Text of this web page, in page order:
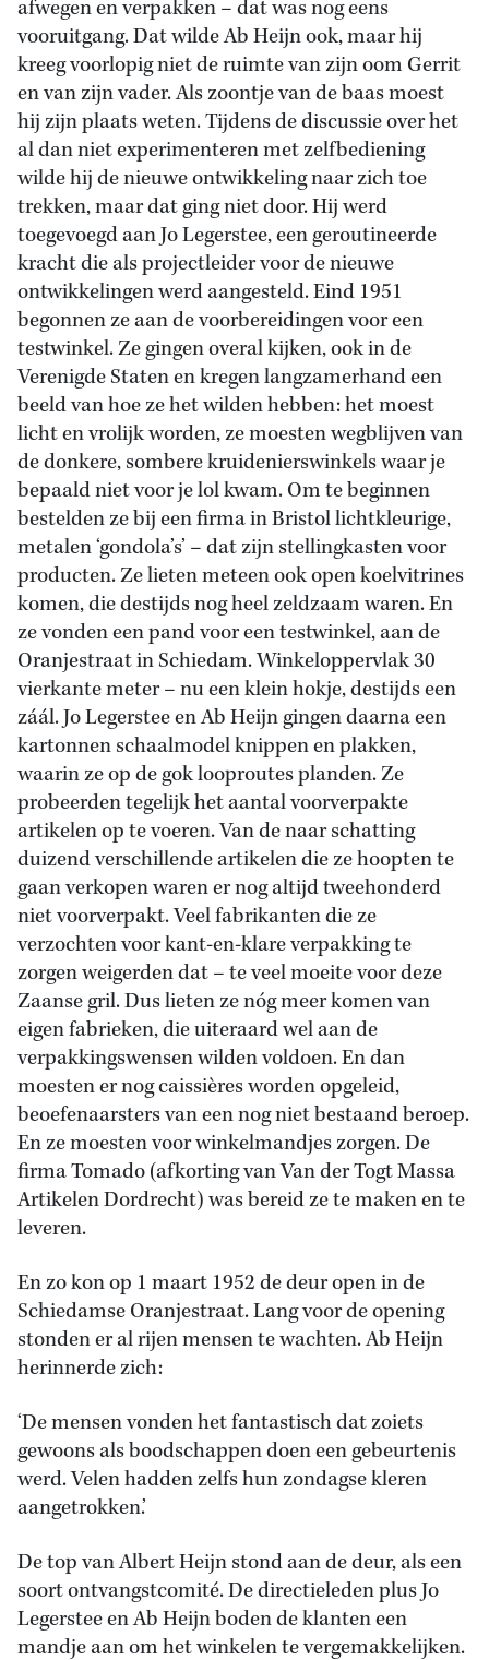
afwegen en verpakken – dat was nog eens
vooruitgang. Dat wilde Ab Heijn ook, maar hij
kreeg voorlopig niet de ruimte van zijn oom Gerrit
en van zijn vader. Als zoontje van de baas moest
hij zijn plaats weten. Tijdens de discussie over het
al dan niet experimenteren met zelfbediening
wilde hij de nieuwe ontwikkeling naar zich toe
trekken, maar dat ging niet door. Hij werd
toegevoegd aan Jo Legerstee, een geroutineerde
kracht die als projectleider voor de nieuwe
ontwikkelingen werd aangesteld. Eind 1951
begonnen ze aan de voorbereidingen voor een
testwinkel. Ze gingen overal kijken, ook in de
Verenigde Staten en kregen langzamerhand een
beeld van hoe ze het wilden hebben: het moest
licht en vrolijk worden, ze moesten wegblijven van
de donkere, sombere kruidenierswinkels waar je
bepaald niet voor je lol kwam. Om te beginnen
bestelden ze bij een firma in Bristol lichtkleurige,
metalen ‘gondola’s’ – dat zijn stellingkasten voor
producten. Ze lieten meteen ook open koelvitrines
komen, die destijds nog heel zeldzaam waren. En
ze vonden een pand voor een testwinkel, aan de
Oranjestraat in Schiedam. Winkeloppervlak 30
vierkante meter – nu een klein hokje, destijds een
záál. Jo Legerstee en Ab Heijn gingen daarna een
kartonnen schaalmodel knippen en plakken,
waarin ze op de gok looproutes planden. Ze
probeerden tegelijk het aantal voorverpakte
artikelen op te voeren. Van de naar schatting
duizend verschillende artikelen die ze hoopten te
gaan verkopen waren er nog altijd tweehonderd
niet voorverpakt. Veel fabrikanten die ze
verzochten voor kant-en-klare verpakking te
zorgen weigerden dat – te veel moeite voor deze
Zaanse gril. Dus lieten ze nóg meer komen van
eigen fabrieken, die uiteraard wel aan de
verpakkingswensen wilden voldoen. En dan
moesten er nog caissières worden opgeleid,
beoefenaarsters van een nog niet bestaand beroep.
En ze moesten voor winkelmandjes zorgen. De
firma Tomado (afkorting van Van der Togt Massa
Artikelen Dordrecht) was bereid ze te maken en te
leveren.
En zo kon op 1 maart 1952 de deur open in de
Schiedamse Oranjestraat. Lang voor de opening
stonden er al rijen mensen te wachten. Ab Heijn
herinnerde zich:
‘De mensen vonden het fantastisch dat zoiets
gewoons als boodschappen doen een gebeurtenis
werd. Velen hadden zelfs hun zondagse kleren
aangetrokken.’
De top van Albert Heijn stond aan de deur, als een
soort ontvangstcomité. De directieleden plus Jo
Legerstee en Ab Heijn boden de klanten een
mandje aan om het winkelen te vergemakkelijken.